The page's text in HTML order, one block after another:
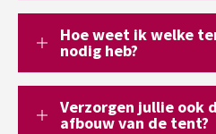
Hoe weet ik welke
nodig heb?
Verzorgen jullie ook
afbouw van de tent?